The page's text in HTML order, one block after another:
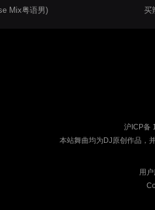
Mix粤语男)
买
沪ICP备
本站舞曲均为DJ原创作品，
用